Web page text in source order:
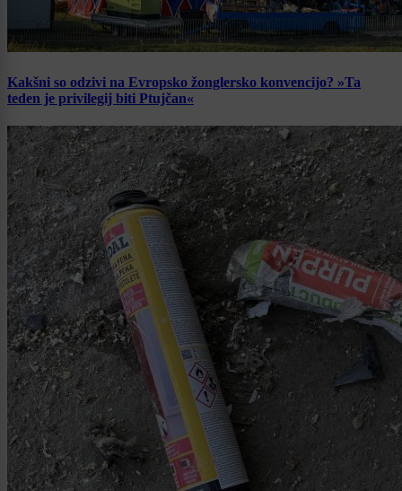
Kakšni so odzivi na Evropsko žonglersko konvencijo? »Ta
teden je privilegij biti Ptujčan«